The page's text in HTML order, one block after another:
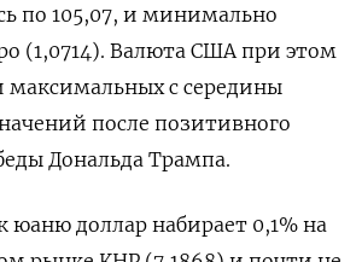
по 105,07, и минимально
(1,0714). Валюта США при этом
максимальных с середины
после позитивного
Дональда Трампа.
доллар набирает 0,1% на